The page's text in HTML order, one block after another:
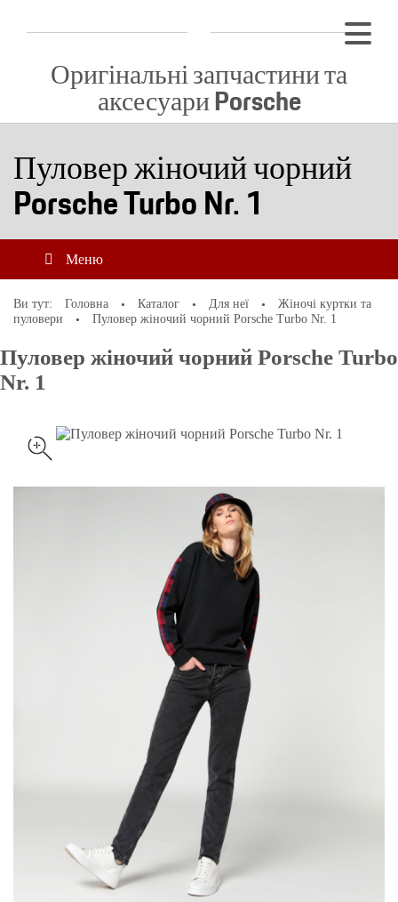
Оригінальні запчастини та
аксесуари Porsche
Пуловер жіночий чорний
Porsche Turbo Nr. 1
Меню
Ви тут: Головна Каталог Для неї
Жіночі куртки та
пуловери
Пуловер жіночий чорний Porsche Turbo Nr. 1
Пуловер жіночий чорний Porsche Turbo
Nr. 1